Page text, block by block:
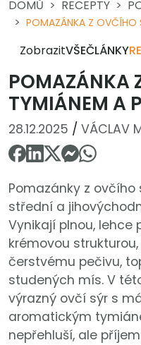
DOMŮ RECEPTY
POMAZÁNKA Z OVČÍHO
ZobrazitVŠEČLÁNKY
POMAZÁNKA
TYMIÁNEM A
28.12.2025 / VÁCLAV
Pomazánky z
střední a
Vynikají plnou,
krémovou
čerstvému pečivu,
studených mís. V
výrazný ovčí sýr s
aromatickým
nepřehluší, ale